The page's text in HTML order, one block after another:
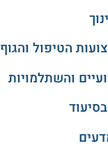
הטיפול והגוף
והשתלמויות